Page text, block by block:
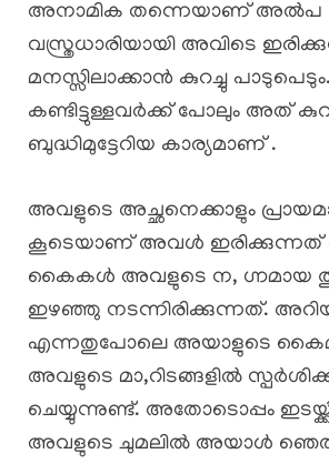
അനാമിക തന്നെയാണ് അൽപ
വസ്ത്രധാരിയായി അവിടെ
മനസ്സിലാക്കാൻ കുറച്ചു
കണ്ടിട്ടുള്ളവർക്ക് പോലും അത്
ബുദ്ധിമുട്ടേറിയ കാര്യമാണ് .
അവളുടെ അച്ഛനെക്കാളും
കൂടെയാണ് അവൾ ഇരിക്കുന്നത്
കൈകൾ അവളുടെ ന, ഗ്നമായ
ഇഴഞ്ഞു നടന്നിരിക്കുന്നത്.
എന്നതുപോലെ അയാളുടെ
അവളുടെ മാ,റിടങ്ങളിൽ
ചെയ്യുന്നുണ്ട്. അതോടൊപ്പം
അവളുടെ ചുമലിൽ അയാൾ